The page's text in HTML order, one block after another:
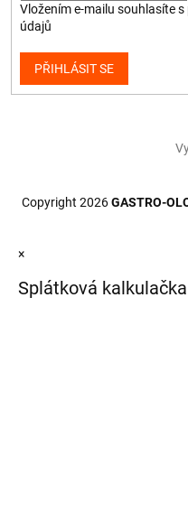
Vložením e-mailu souhlasíte s
údajů
PŘIHLÁSIT SE
Copyright 2026GASTRO-
×
Splátková kalkulačka